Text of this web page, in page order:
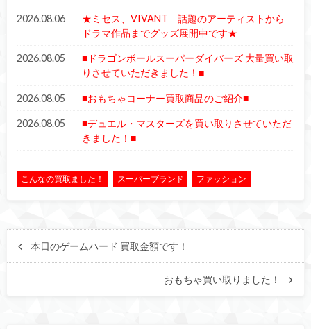
2026.08.06
★ミセス、VIVANT 話題のアーティストから
ドラマ作品までグッズ展開中です★
2026.08.05
■ドラゴンボールスーパーダイバーズ 大量買い取
りさせていただきました！■
2026.08.05 ■おもちゃコーナー買取商品のご紹介■
2026.08.05
■デュエル・マスターズを買い取りさせていただ
きました！■
こんなの買取ました！ スーパーブランド ファッション
本日のゲームハード 買取金額です！
おもちゃ買い取りました！